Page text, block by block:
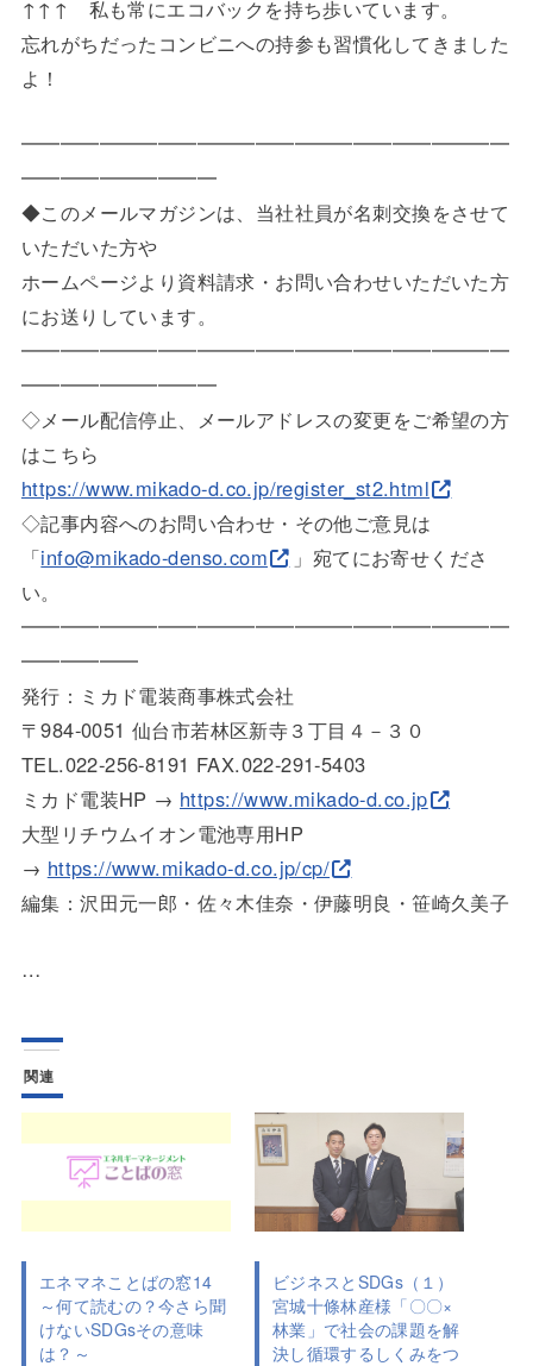
↑↑↑ 私も常にエコバックを持ち歩いています。
忘れがちだったコンビニへの持参も習慣化してきました
よ！
━━━━━━━━━━━━━━━━━━━━━━━━━
━━━━━━━━━━
◆このメールマガジンは、当社社員が名刺交換をさせて
いただいた方や
ホームページより資料請求・お問い合わせいただいた方
にお送りしています。
━━━━━━━━━━━━━━━━━━━━━━━━━
━━━━━━━━━━
◇メール配信停止、メールアドレスの変更をご希望の方
はこちら
https://www.mikado-d.co.jp/register_st2.html
◇記事内容へのお問い合わせ・その他ご意見は
「info@mikado-denso.com 」宛てにお寄せく ださ
い。
━━━━━━━━━━━━━━━━━━━━━━━━━
━━━━━━
発行：ミカド電装商事株式会社
〒984-0051 仙台市若林区新寺３丁目４－３０
TEL.022-256-8191 FAX.022-291-5403
ミカド電装HP → https://www.mikado-d.co.jp
大型リチウムイオン電池専用HP
→ https://www.mikado-d.co.jp/cp/
編集：沢田元一郎・佐々木佳奈・伊藤明良・笹崎久美子
…
関連
エネマネことばの窓14
～何て読むの？今さら聞
けないSDGsその意味
は？～
ビジネスとSDGs（１）
宮城十條林産様「〇〇×
林業」で社会の課題を解
決し循環するしくみをつ